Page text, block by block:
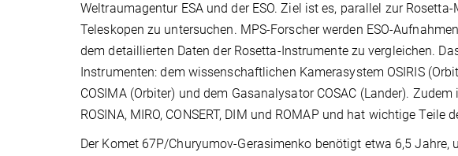
Weltraumagentur ESA und der ESO. Ziel ist es, parallel zur
Teleskopen zu untersuchen. MPS-Forscher werden ESO-
dem detaillierten Daten der Rosetta-Instrumente zu vergleichen.
Instrumenten: dem wissenschaftlichen Kamerasystem OSIRIS
COSIMA (Orbiter) und dem Gasanalysator COSAC (Lander).
ROSINA, MIRO, CONSERT, DIM und ROMAP und hat wichtige
Der Komet 67P/Churyumov-Gerasimenko benötigt etwa 6,5